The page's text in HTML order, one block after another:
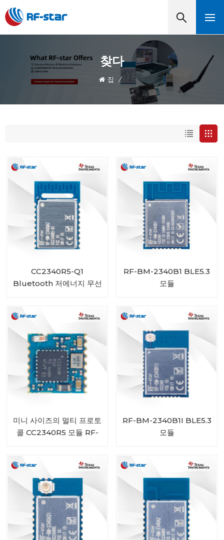
찾다
집 /
CC2340R5-Q1
Bluetooth 저에너지 무선
RF-BM-2340B1 BLE5.3
모듈
미니 사이즈의 멀티 프로토
콜 CC2340R5 모듈 RF-
RF-BM-2340B1I BLE5.3
모듈